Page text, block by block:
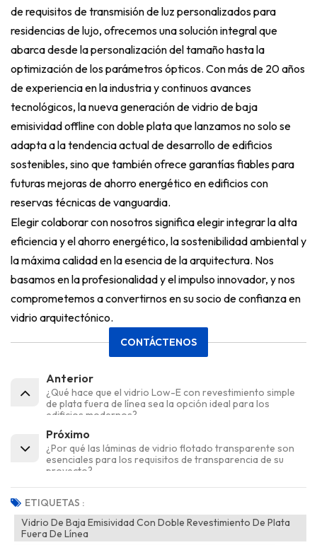
de requisitos de transmisión de luz personalizados para
residencias de lujo, ofrecemos una solución integral que
abarca desde la personalización del tamaño hasta la
optimización de los parámetros ópticos. Con más de 20 años
de experiencia en la industria y continuos avances
tecnológicos, la nueva generación de vidrio de baja
emisividad offline con doble plata que lanzamos no solo se
adapta a la tendencia actual de desarrollo de edificios
sostenibles, sino que también ofrece garantías fiables para
futuras mejoras de ahorro energético en edificios con
reservas técnicas de vanguardia.
Elegir colaborar con nosotros significa elegir integrar la alta
eficiencia y el ahorro energético, la sostenibilidad ambiental y
la máxima calidad en la esencia de la arquitectura. Nos
basamos en la profesionalidad y el impulso innovador, y nos
comprometemos a convertirnos en su socio de confianza en
vidrio arquitectónico.
CONTÁCTENOS
Anterior
¿Qué hace que el vidrio Low-E con revestimiento simple
de plata fuera de línea sea la opción ideal para los
edificios modernos?
Próximo
¿Por qué las láminas de vidrio flotado transparente son
esenciales para los requisitos de transparencia de su
proyecto?
ETIQUETAS :
Vidrio De Baja Emisividad Con Doble Revestimiento De Plata
Fuera De Línea